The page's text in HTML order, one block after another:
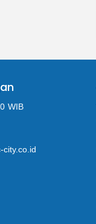
WIB
city.co.id